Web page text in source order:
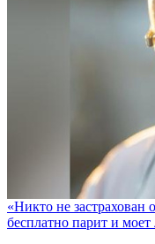
«Никто не
бесплатно парит и